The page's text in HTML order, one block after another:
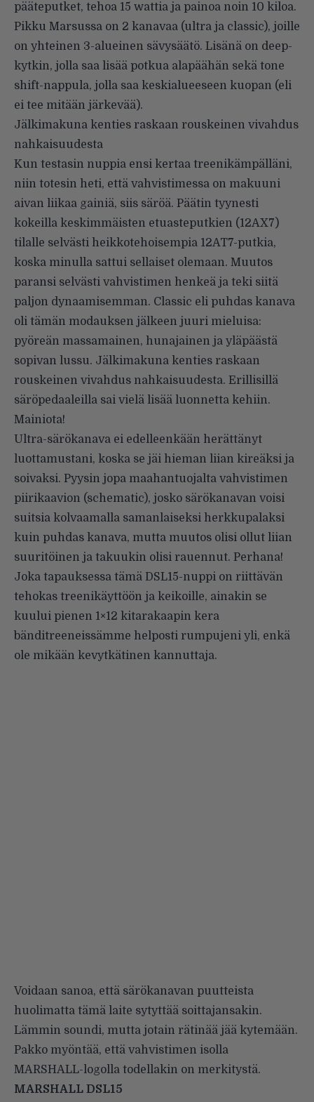
pääteputket, tehoa 15 wattia ja painoa noin 10 kiloa.
Pikku Marsussa on 2 kanavaa (ultra ja classic), joille
on yhteinen 3-alueinen sävysäätö. Lisänä on deep-
kytkin, jolla saa lisää potkua alapäähän sekä tone
shift-nappula, jolla saa keskialueeseen kuopan (eli
ei tee mitään järkevää).
Jälkimakuna kenties raskaan rouskeinen vivahdus
nahkaisuudesta
Kun testasin nuppia ensi kertaa treenikämpälläni,
niin totesin heti, että vahvistimessa on makuuni
aivan liikaa gainiä, siis säröä. Päätin tyynesti
kokeilla keskimmäisten etuasteputkien (12AX7)
tilalle selvästi heikkotehoisempia 12AT7-putkia,
koska minulla sattui sellaiset olemaan. Muutos
paransi selvästi vahvistimen henkeä ja teki siitä
paljon dynaamisemman. Classic eli puhdas kanava
oli tämän modauksen jälkeen juuri mieluisa:
pyöreän massamainen, hunajainen ja yläpäästä
sopivan lussu. Jälkimakuna kenties raskaan
rouskeinen vivahdus nahkaisuudesta. Erillisillä
säröpedaaleilla sai vielä lisää luonnetta kehiin.
Mainiota!
Ultra-särökanava ei edelleenkään herättänyt
luottamustani, koska se jäi hieman liian kireäksi ja
soivaksi. Pyysin jopa maahantuojalta vahvistimen
piirikaavion (schematic), josko särökanavan voisi
suitsia kolvaamalla samanlaiseksi herkkupalaksi
kuin puhdas kanava, mutta muutos olisi ollut liian
suuritöinen ja takuukin olisi rauennut. Perhana!
Joka tapauksessa tämä DSL15-nuppi on riittävän
tehokas treenikäyttöön ja keikoille, ainakin se
kuului pienen 1×12 kitarakaapin kera
bänditreeneissämme helposti rumpujeni yli, enkä
ole mikään kevytkätinen kannuttaja.
Voidaan sanoa, että särökanavan puutteista
huolimatta tämä laite sytyttää soittajansakin.
Lämmin soundi, mutta jotain rätinää jää kytemään.
Pakko myöntää, että vahvistimen isolla
MARSHALL-logolla todellakin on merkitystä.
MARSHALL DSL15